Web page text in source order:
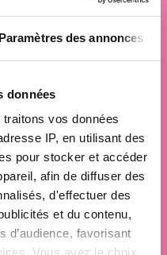
Paramètres des annonces
données
traitons vos données
IP, en utilisant des
pour stocker et accéder
afin de diffuser des
d'effectuer des
et du contenu,
d’audience, favorisant
Vous avez le choix